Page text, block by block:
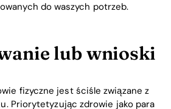
do waszych potrzeb.
lub wnioski
fizyczne jest ściśle związane z
Priorytetyzując zdrowie jako para